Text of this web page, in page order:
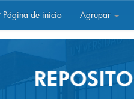
Página de inicio Agrupar